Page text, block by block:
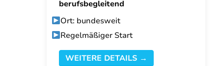
berufsbegleitend
Ort: bundesweit
Regelmäßiger Start
WEITERE DETAILS →